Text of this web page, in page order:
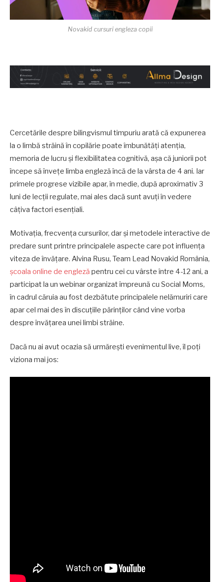
Novakid cursuri engleza copii
Cercetările despre bilingvismul timpuriu arată că expunerea
la o limbă străină în copilărie poate îmbunătăți atenția,
memoria de lucru și flexibilitatea cognitivă, așa că juniorii pot
începe să învețe limba engleză încă de la vârsta de 4 ani. Iar
primele progrese vizibile apar, în medie, după aproximativ 3
luni de lecții regulate, mai ales dacă sunt avuți în vedere
câțiva factori esențiali.
Motivația, frecvența cursurilor, dar și metodele interactive de
predare sunt printre principalele aspecte care pot influența
viteza de învățare. Alvina Rusu, Team Lead Novakid România,
școala online de engleză pentru cei cu vârste între 4-12 ani, a
participat la un webinar organizat împreună cu Social Moms,
în cadrul căruia au fost dezbătute principalele nelămuriri care
apar cel mai des în discuțiile părinților când vine vorba
despre învățarea unei limbi străine.
Dacă nu ai avut ocazia să urmărești evenimentul live, îl poți
viziona mai jos: